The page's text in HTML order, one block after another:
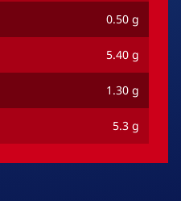
0.50 g
5.40 g
1.30 g
5.3 g